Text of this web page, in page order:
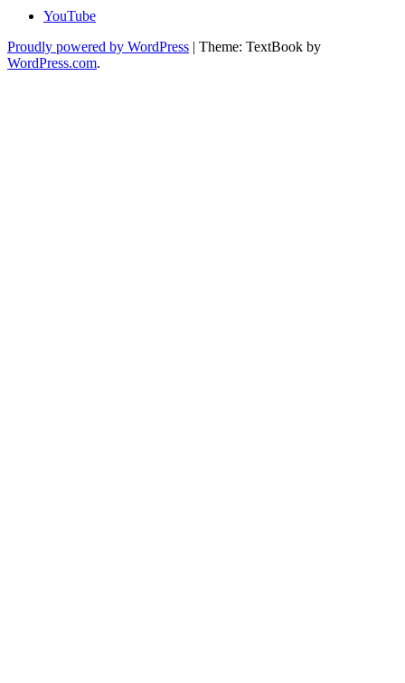
YouTube
Proudly powered by WordPress | Theme: TextBook by
WordPress.com.